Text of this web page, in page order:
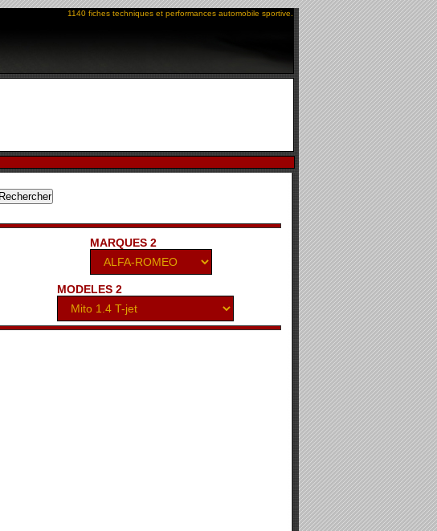
1140 fiches techniques et performances automobile sportive.
MARQUES 2
MODELES 2